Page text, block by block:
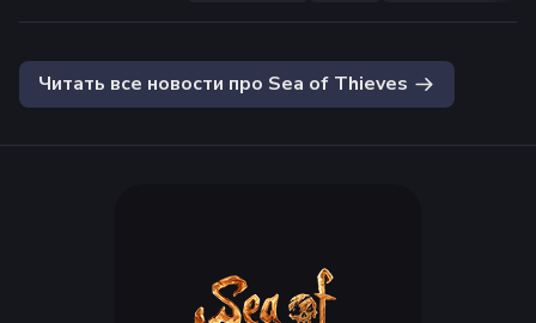
Читать все новости про Sea of Thieves